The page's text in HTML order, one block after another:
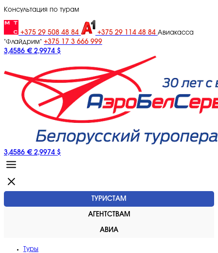
Консультация по турам
+375 29 508 48 84 +375 29 114 48 84 Авиакасса
"Флайдрим" +375 17 3 666 999
3,4586 € 2,9974 $
3,4586 € 2,9974 $
ТУРИСТАМ
АГЕНТСТВАМ
АВИА
Туры